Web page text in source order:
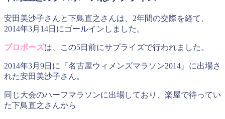
安田美沙子さんと下鳥直之さんは、2年間の交際を経て、
2014年3月14日にゴールインしました。
プロポーズは、この5日前にサプライズで行われました。
2014年3月9日に『名古屋ウィメンズマラソン2014』に出場さ
れた安田美沙子さん。
同じ大会のハーフマラソンに出場しており、楽屋で待ってい
た下鳥直之さんから